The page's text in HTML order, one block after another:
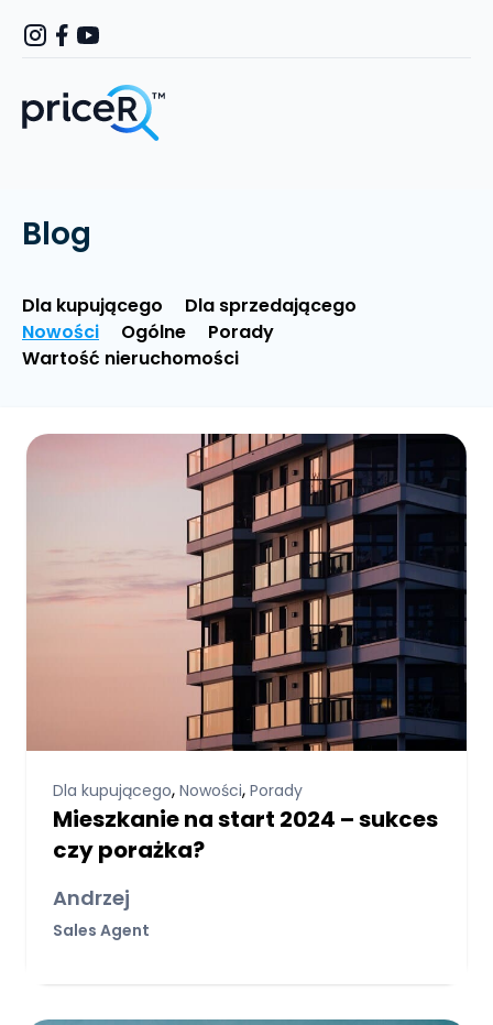
Blog
Dla kupującego
Dla sprzedającego
Nowości
Ogólne
Porady
Wartość nieruchomości
Dla kupującego, Nowości, Porady
Mieszkanie na start 2024 – sukces
czy porażka?
Andrzej
Sales Agent